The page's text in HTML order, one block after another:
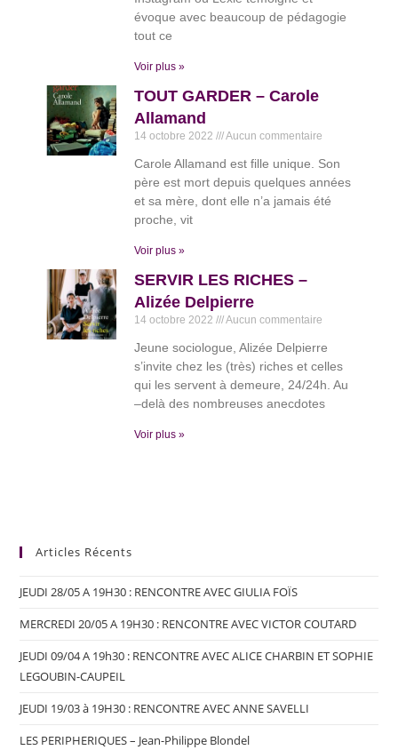
évoque avec beaucoup de pédagogie
tout ce
Voir plus »
TOUT GARDER – Carole
Allamand
14 octobre 2022 Aucun commentaire
Carole Allamand est fille unique. Son
père est mort depuis quelques années
et sa mère, dont elle n’a jamais été
proche, vit
Voir plus »
SERVIR LES RICHES –
Alizée Delpierre
14 octobre 2022 Aucun commentaire
Jeune sociologue, Alizée Delpierre
s’invite chez les (très) riches et celles
qui les servent à demeure, 24/24h. Au
–delà des nombreuses anecdotes
Voir plus »
Articles Récents
JEUDI 28/05 A 19H30 : RENCONTRE AVEC GIULIA FOÏS
MERCREDI 20/05 A 19H30 : RENCONTRE AVEC VICTOR COUTARD
JEUDI 09/04 A 19h30 : RENCONTRE AVEC ALICE CHARBIN ET SOPHIE
LEGOUBIN-CAUPEIL
JEUDI 19/03 à 19H30 : RENCONTRE AVEC ANNE SAVELLI
LES PERIPHERIQUES – Jean-Philippe Blondel